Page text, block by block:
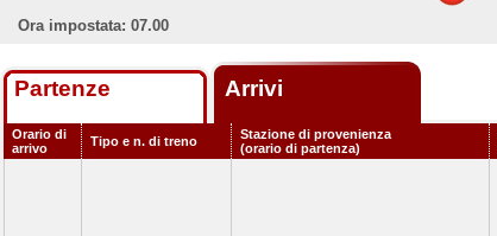
Ora impostata: 07.00
Partenze Arrivi
Orario di
arrivo
Tipo e n. di treno
Stazione di provenienza
(orario di partenza)